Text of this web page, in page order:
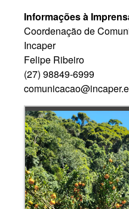
Informações à
Coordenação de
Incaper
Felipe Ribeiro
(27) 98849-6999